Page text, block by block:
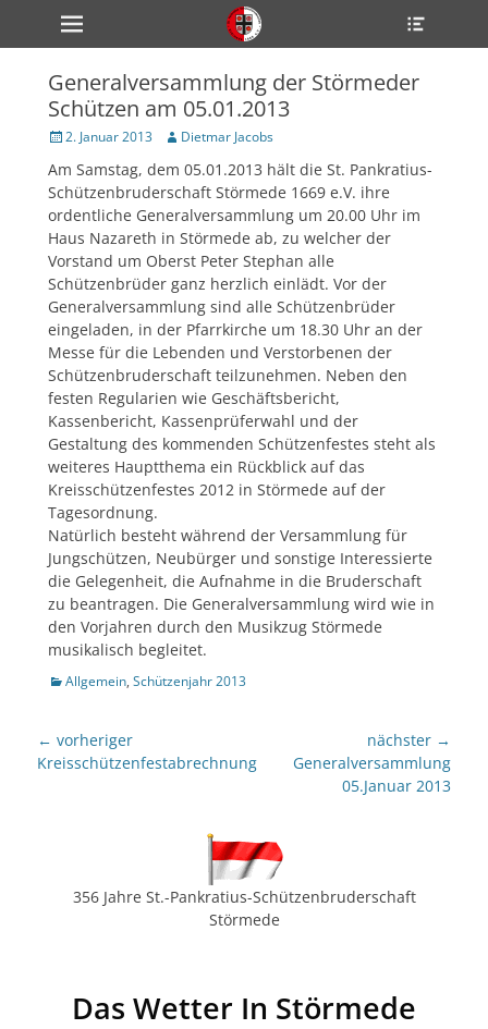
zum
Inhalt
Primärmenü
Generalversammlung der Störmeder
Schützen am 05.01.2013
Veröffentlicht
2. Januar 2013 Author
Dietmar Jacobs
Am Samstag, dem 05.01.2013 hält die St. Pankratius-
Schützenbruderschaft Störmede 1669 e.V. ihre
ordentliche Generalversammlung um 20.00 Uhr im
Haus Nazareth in Störmede ab, zu welcher der
Vorstand um Oberst Peter Stephan alle
Schützenbrüder ganz herzlich einlädt. Vor der
Generalversammlung sind alle Schützenbrüder
eingeladen, in der Pfarrkirche um 18.30 Uhr an der
Messe für die Lebenden und Verstorbenen der
Schützenbruderschaft teilzunehmen. Neben den
festen Regularien wie Geschäftsbericht,
Kassenbericht, Kassenprüferwahl und der
Gestaltung des kommenden Schützenfestes steht als
weiteres Hauptthema ein Rückblick auf das
Kreisschützenfestes 2012 in Störmede auf der
Tagesordnung.
Natürlich besteht während der Versammlung für
Jungschützen, Neubürger und sonstige Interessierte
die Gelegenheit, die Aufnahme in die Bruderschaft
zu beantragen. Die Generalversammlung wird wie in
den Vorjahren durch den Musikzug Störmede
musikalisch begleitet.
Kategorien
Allgemein, Schützenjahr 2013
Beitragsnavigation
← vorheriger
Vorheriger
Kreisschützenfestabrechnung
nächster →
nächsterGeneralversammlung
05.Januar 2013
356 Jahre St.-Pankratius-Schützenbruderschaft
Störmede
Das Wetter In Störmede